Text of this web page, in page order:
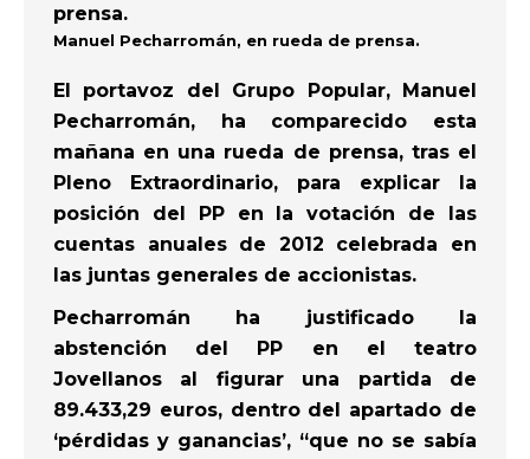
Manuel Pecharromán, en rueda de prensa.
El portavoz del Grupo Popular, Manuel
Pecharromán, ha comparecido esta
mañana en una rueda de prensa, tras el
Pleno Extraordinario, para explicar la
posición del PP en la votación de las
cuentas anuales de 2012 celebrada en
las juntas generales de accionistas.
Pecharromán ha justificado la
abstención del PP en el teatro
Jovellanos al figurar una partida de
89.433,29 euros, dentro del apartado de
‘pérdidas y ganancias’, “que no se sabía